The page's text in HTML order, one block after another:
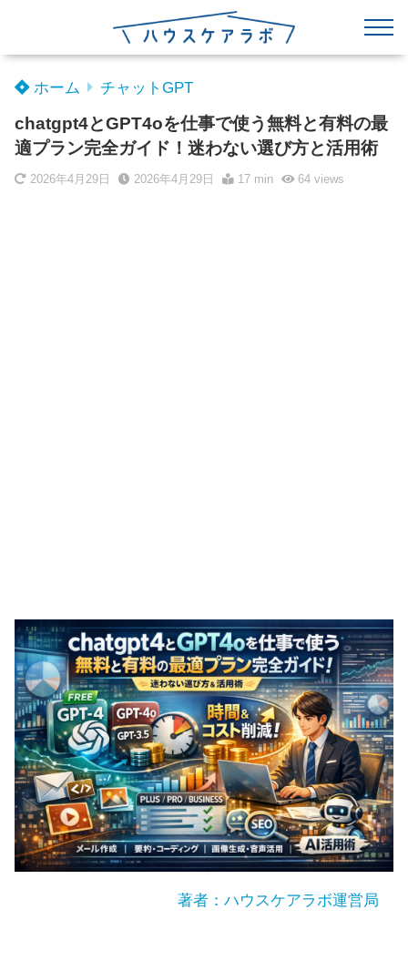
ホーム チャットGPT
chatgpt4とGPT4oを仕事で使う無料と有料の最
適プラン完全ガイド！迷わない選び方と活用術
2026年4月29日 2026年4月29日 17 min 64views
著者：ハウスケアラボ運営局